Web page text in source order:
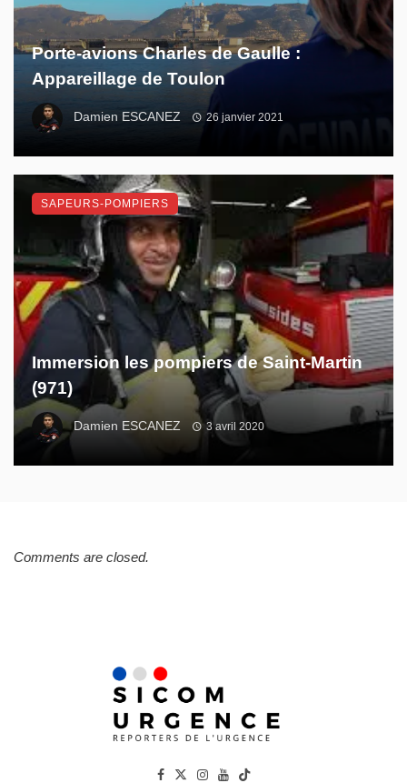
Porte-avions Charles de Gaulle :
Appareillage de Toulon
Damien ESCANEZ 26 janvier 2021
Immersion les pompiers de Saint-Martin
(971)
Damien ESCANEZ 3 avril 2020
SAPEURS-POMPIERS
Comments are closed.